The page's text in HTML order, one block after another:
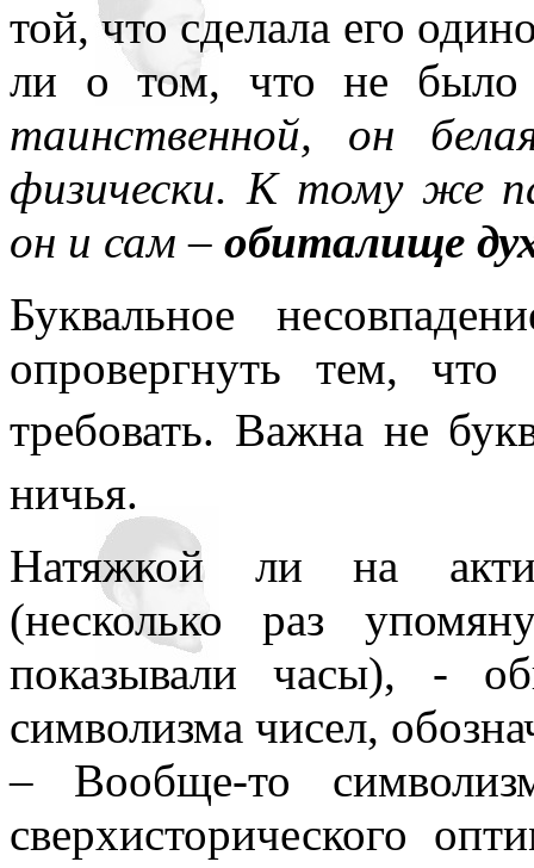
той, что сделала его
ли о том, что не
таинственной, он
физически. К тому же
он и сам – обиталище
Буквальное
опровергнуть тем,
требовать. Важна не
ничья.
Натяжкой ли на
(несколько раз
показывали часы), -
символизма чисел,
– Вообще-то
сверхисторического